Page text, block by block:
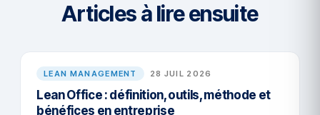
Articles à lire ensuite
LEAN MANAGEMENT 28 JUIL 2026
Lean Office : définition, outils, méthode et
bénéfices en entreprise